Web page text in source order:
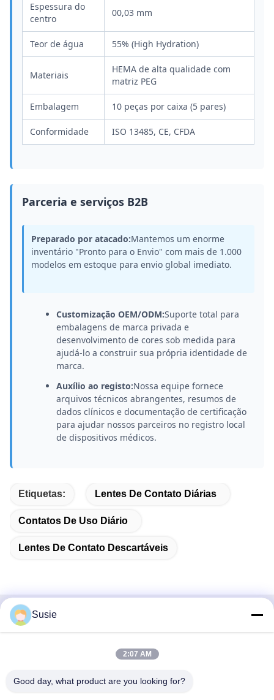
Espessura do
centro
00,03 mm
Teor de água 55% (High Hydration)
Materiais
HEMA de alta qualidade com
matriz PEG
Embalagem 10 peças por caixa (5 pares)
Conformidade ISO 13485, CE, CFDA
Parceria e serviços B2B
Preparado por atacado:Mantemos um enorme
inventário "Pronto para o Envio" com mais de 1.000
modelos em estoque para envio global imediato.
Customização OEM/ODM:Suporte total para
embalagens de marca privada e
desenvolvimento de cores sob medida para
ajudá-lo a construir sua própria identidade de
marca.
Auxílio ao registo:Nossa equipe fornece
arquivos técnicos abrangentes, resumos de
dados clínicos e documentação de certificação
para ajudar nossos parceiros no registro local
de dispositivos médicos.
Etiquetas: Lentes De Contato Diárias
Contatos De Uso Diário
Lentes De Contato Descartáveis
Contato rápido
Zhongyi 1st Road, distrito de Yuhua, Changsha, Hunan,
Susie
2:07 AM
Good day, what product are you looking for?